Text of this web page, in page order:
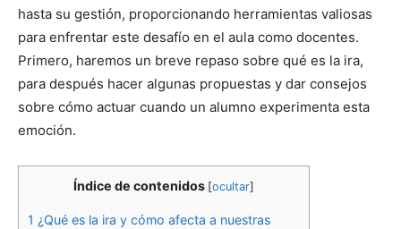
hasta su gestión, proporcionando herramientas valiosas
para enfrentar este desafío en el aula como docentes.
Primero, haremos un breve repaso sobre qué es la ira,
para después hacer algunas propuestas y dar consejos
sobre cómo actuar cuando un alumno experimenta esta
emoción.
Índice de contenidos [ocultar]
1 ¿Qué es la ira y cómo afecta a nuestras